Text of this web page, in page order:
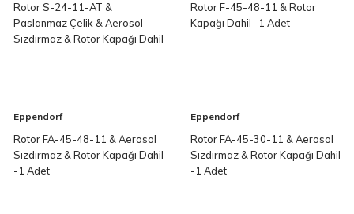
Rotor S-24-11-AT &
Paslanmaz Çelik & Aerosol
Sızdırmaz & Rotor Kapağı Dahil
Rotor F-45-48-11 & Rotor
Kapağı Dahil -1 Adet
Eppendorf
Rotor FA-45-48-11 & Aerosol
Sızdırmaz & Rotor Kapağı Dahil
-1 Adet
Eppendorf
Rotor FA-45-30-11 & Aerosol
Sızdırmaz & Rotor Kapağı Dahil
-1 Adet